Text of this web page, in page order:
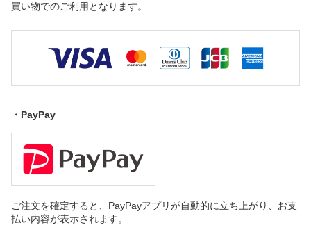
買い物でのご利用となります。
・PayPay
ご注文を確定すると、PayPayアプリが自動的に立ち上がり、お支
払い内容が表示されます。